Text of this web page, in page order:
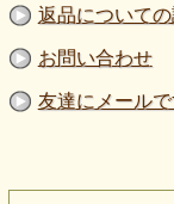
【品 番】bo475
【商品名】杢目鹿
げ》
【価 格】500円＋
【素 材】綿：65
【生地幅】190cm
【生地の厚さ】普
【生地の伸び】ヨ
返品について
お問い合わせ
友達にメール